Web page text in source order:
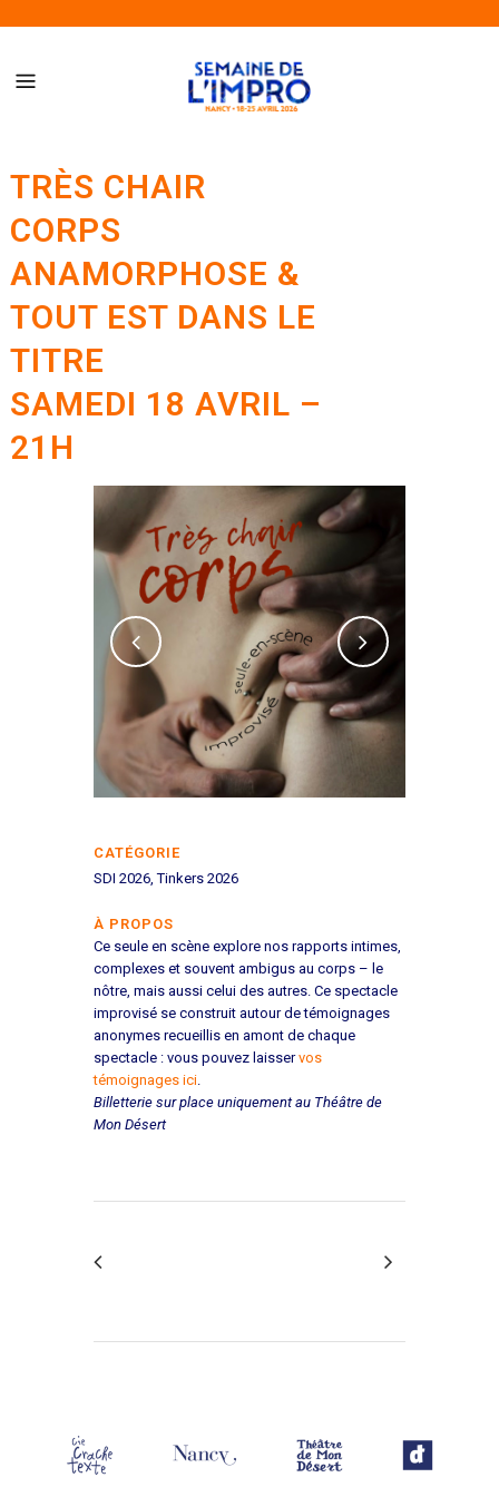
TRÈS CHAIR
CORPS
ANAMORPHOSE &
TOUT EST DANS LE
TITRE
SAMEDI 18 AVRIL –
21H
CATÉGORIE
SDI 2026, Tinkers 2026
À PROPOS
Ce seule en scène explore nos rapports intimes,
complexes et souvent ambigus au corps – le
nôtre, mais aussi celui des autres. Ce spectacle
improvisé se construit autour de témoignages
anonymes recueillis en amont de chaque
spectacle : vous pouvez laisservos
témoignages ici
Billetterie sur place uniquement au Théâtre de
Mon Désert